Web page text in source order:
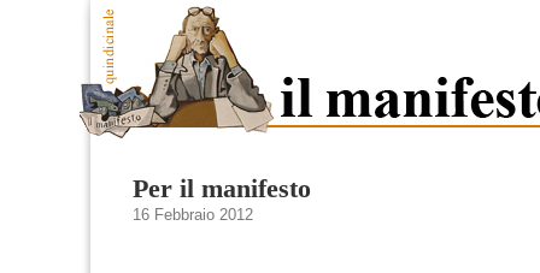
Per il manifesto
16 Febbraio 2012